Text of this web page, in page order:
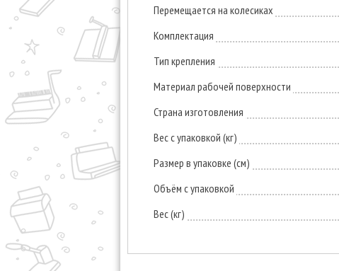
Перемещается на колесиках
Комплектация
Тип крепления
Материал рабочей поверхности
Страна изготовления
Вес с упаковкой (кг)
Размер в упаковке (см)
Объём с упаковкой
Вес (кг)